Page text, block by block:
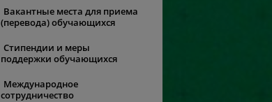
Вакантные места для приема
(перевода) обучающихся
Стипендии и меры
поддержки обучающихся
Международное
сотрудничество